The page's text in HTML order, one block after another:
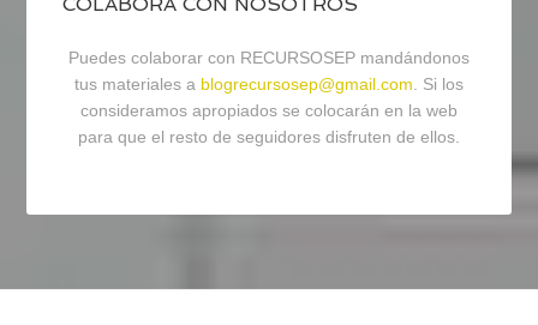
Puedes colaborar con RECURSOSEP mandándonos
tus materiales a blogrecursosep@gmail.com . Si los
consideramos apropiados se colocarán en la web
para que el resto de seguidores disfruten de ellos.